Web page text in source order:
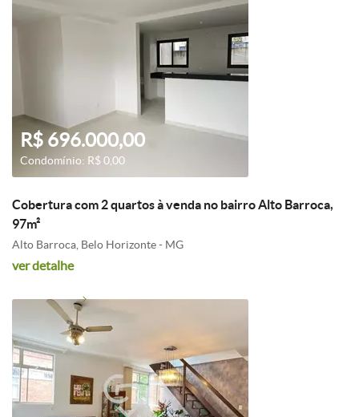
R$ 696.000,00
Condomínio: R$ 0,00
Cobertura com 2 quartos à venda no bairro Alto Barroca,
97m²
Alto Barroca, Belo Horizonte - MG
ver detalhe